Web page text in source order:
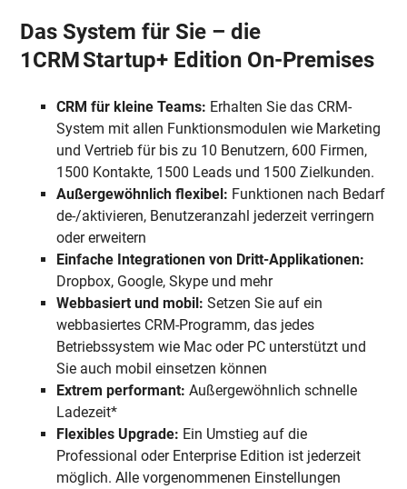
Das System für Sie – die
1CRM Startup+ Edition On-Premises
CRM für kleine Teams: Erhalten Sie das CRM-
System mit allen Funktionsmodulen wie Marketing
und Vertrieb für bis zu 10 Benutzern, 600 Firmen,
1500 Kontakte, 1500 Leads und 1500 Zielkunden.
Außergewöhnlich flexibel: Funktionen nach Bedarf
de-/aktivieren, Benutzeranzahl jederzeit verringern
oder erweitern
Einfache Integrationen von Dritt-Applikationen:
Dropbox, Google, Skype und mehr
Webbasiert und mobil: Setzen Sie auf ein
webbasiertes CRM-Programm, das jedes
Betriebssystem wie Mac oder PC unterstützt und
Sie auch mobil einsetzen können
Extrem performant: Außergewöhnlich schnelle
Ladezeit*
Flexibles Upgrade: Ein Umstieg auf die
Professional oder Enterprise Edition ist jederzeit
möglich. Alle vorgenommenen Einstellungen